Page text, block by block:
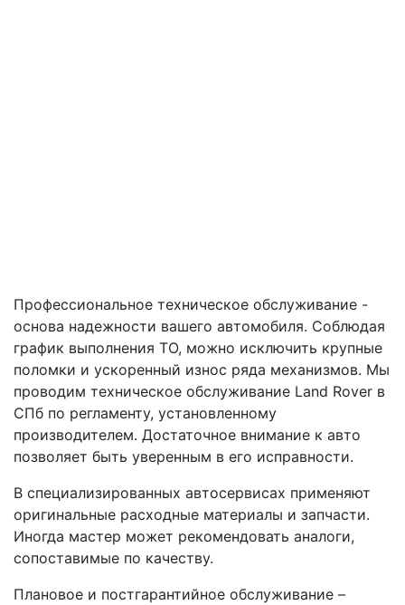
Профессиональное техническое обслуживание -
основа надежности вашего автомобиля. Соблюдая
график выполнения ТО, можно исключить крупные
поломки и ускоренный износ ряда механизмов. Мы
проводим техническое обслуживание Land Rover в
СПб по регламенту, установленному
производителем. Достаточное внимание к авто
позволяет быть уверенным в его исправности.
В специализированных автосервисах применяют
оригинальные расходные материалы и запчасти.
Иногда мастер может рекомендовать аналоги,
сопоставимые по качеству.
Плановое и постгарантийное обслуживание –